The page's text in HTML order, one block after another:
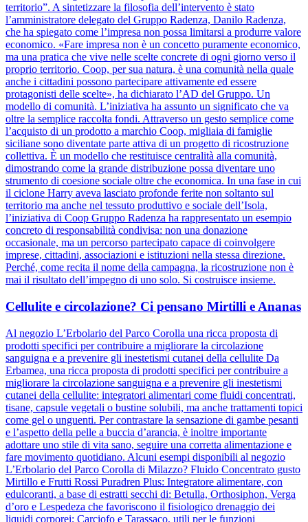
territorio”. A sintetizzare la filosofia dell’intervento è stato
l’amministratore delegato del Gruppo Radenza, Danilo Radenza,
che ha spiegato come l’impresa non possa limitarsi a produrre valore
economico. «Fare impresa non è un concetto puramente economico,
ma una pratica che vive nelle scelte concrete di ogni giorno verso il
proprio territorio. Coop, per sua natura, è una comunità nella quale
anche i cittadini possono partecipare attivamente ed essere
protagonisti delle scelte», ha dichiarato l’AD del Gruppo. Un
modello di comunità. L’iniziativa ha assunto un significato che va
oltre la semplice raccolta fondi. Attraverso un gesto semplice come
l’acquisto di un prodotto a marchio Coop, migliaia di famiglie
siciliane sono diventate parte attiva di un progetto di ricostruzione
collettiva. È un modello che restituisce centralità alla comunità,
dimostrando come la grande distribuzione possa diventare uno
strumento di coesione sociale oltre che economica. In una fase in cui
il ciclone Harry aveva lasciato profonde ferite non soltanto sul
territorio ma anche nel tessuto produttivo e sociale dell’Isola,
l’iniziativa di Coop Gruppo Radenza ha rappresentato un esempio
concreto di responsabilità condivisa: non una donazione
occasionale, ma un percorso partecipato capace di coinvolgere
imprese, cittadini, associazioni e istituzioni nella stessa direzione.
Perché, come recita il nome della campagna, la ricostruzione non è
mai il risultato dell’impegno di uno solo. Si costruisce insieme.
Cellulite e circolazione? Ci pensano Mirtilli e Ananas
Al negozio L’Erbolario del Parco Corolla una ricca proposta di
prodotti specifici per contribuire a migliorare la circolazione
sanguigna e a prevenire gli inestetismi cutanei della cellulite Da
Erbamea, una ricca proposta di prodotti specifici per contribuire a
migliorare la circolazione sanguigna e a prevenire gli inestetismi
cutanei della cellulite: integratori alimentari come fluidi concentrati,
tisane, capsule vegetali o bustine solubili, ma anche trattamenti topici
come gel o unguenti. Per contrastare la sensazione di gambe pesanti
e l’aspetto della pelle a buccia d’arancia, è inoltre importante
adottare uno stile di vita sano, seguire una corretta alimentazione e
fare movimento quotidiano. Alcuni esempi disponibili al negozio
L’Erbolario del Parco Corolla di Milazzo? Fluido Concentrato gusto
Mirtillo e Frutti Rossi Puradren Plus: Integratore alimentare, con
edulcoranti, a base di estratti secchi di: Betulla, Orthosiphon, Verga
d’oro e Lespedeza che favoriscono il fisiologico drenaggio dei
liquidi corporei; Carciofo e Tarassaco, utili per le funzioni